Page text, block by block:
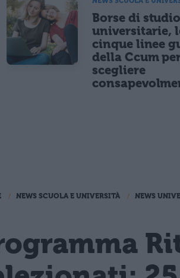
Borse di studio
universitarie,
cinque linee
della Ccum
scegliere
NEWS SCUOLA E UNIVERSITÀ NEWS